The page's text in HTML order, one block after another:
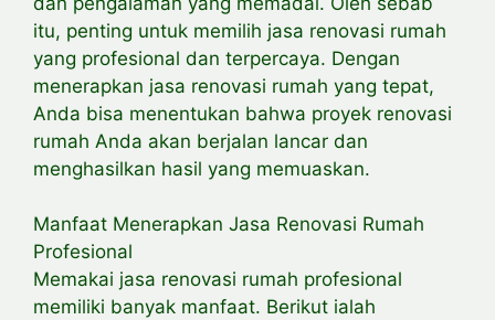
itu, penting untuk memilih jasa renovasi rumah
yang profesional dan terpercaya. Dengan
menerapkan jasa renovasi rumah yang tepat,
Anda bisa menentukan bahwa proyek renovasi
rumah Anda akan berjalan lancar dan
menghasilkan hasil yang memuaskan.
Manfaat Menerapkan Jasa Renovasi Rumah
Profesional
Memakai jasa renovasi rumah profesional
memiliki banyak manfaat. Berikut ialah